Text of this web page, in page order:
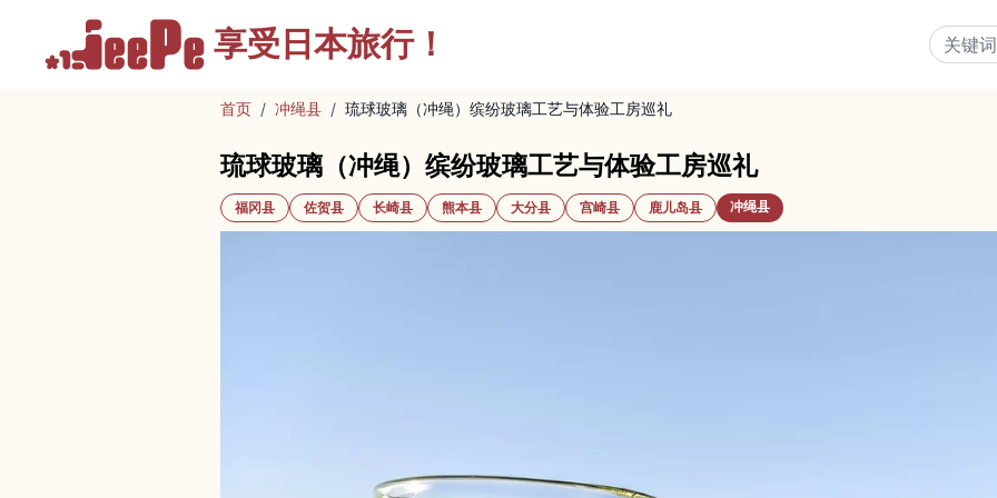
享受 日本旅行！
首页 / 冲绳县 / 琉球玻璃（冲绳）缤纷玻璃工艺与体验工房巡礼
琉球玻璃（冲绳）缤纷玻璃工艺与体验工房巡礼
福冈县 佐贺县 长崎县 熊本县 大分县 宫崎县 鹿儿岛县 冲绳县